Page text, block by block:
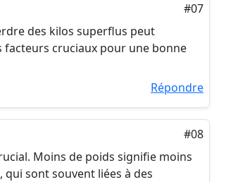
#07
des kilos superflus peut
cruciaux pour une bonne
Répondre
#08
Moins de poids signifie moins
sont souvent liées à des